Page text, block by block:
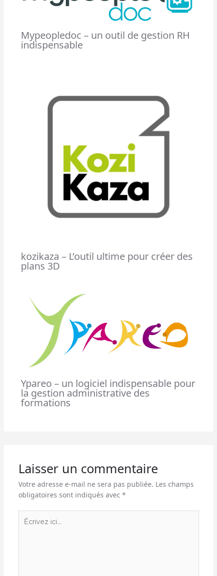
Mypeopledoc – un outil de gestion RH
indispensable
kozikaza – L’outil ultime pour créer des
plans 3D
Ypareo – un logiciel indispensable pour
la gestion administrative des
formations
Laisser un commentaire
Votre adresse e-mail ne sera pas publiée. Les champs
obligatoires sont indiqués avec *
Écrivez
ici…